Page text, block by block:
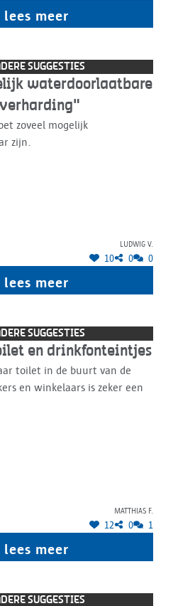
lees meer
SUGGESTIES
waterdoorlaatbare
zoveel mogelijk
zijn.
Ludwig V.
10 0 0
lees meer
SUGGESTIES
en drinkfonteintjes
toilet in de buurt van de
en winkelaars is zeker een
Matthias F.
12 0 1
lees meer
SUGGESTIES